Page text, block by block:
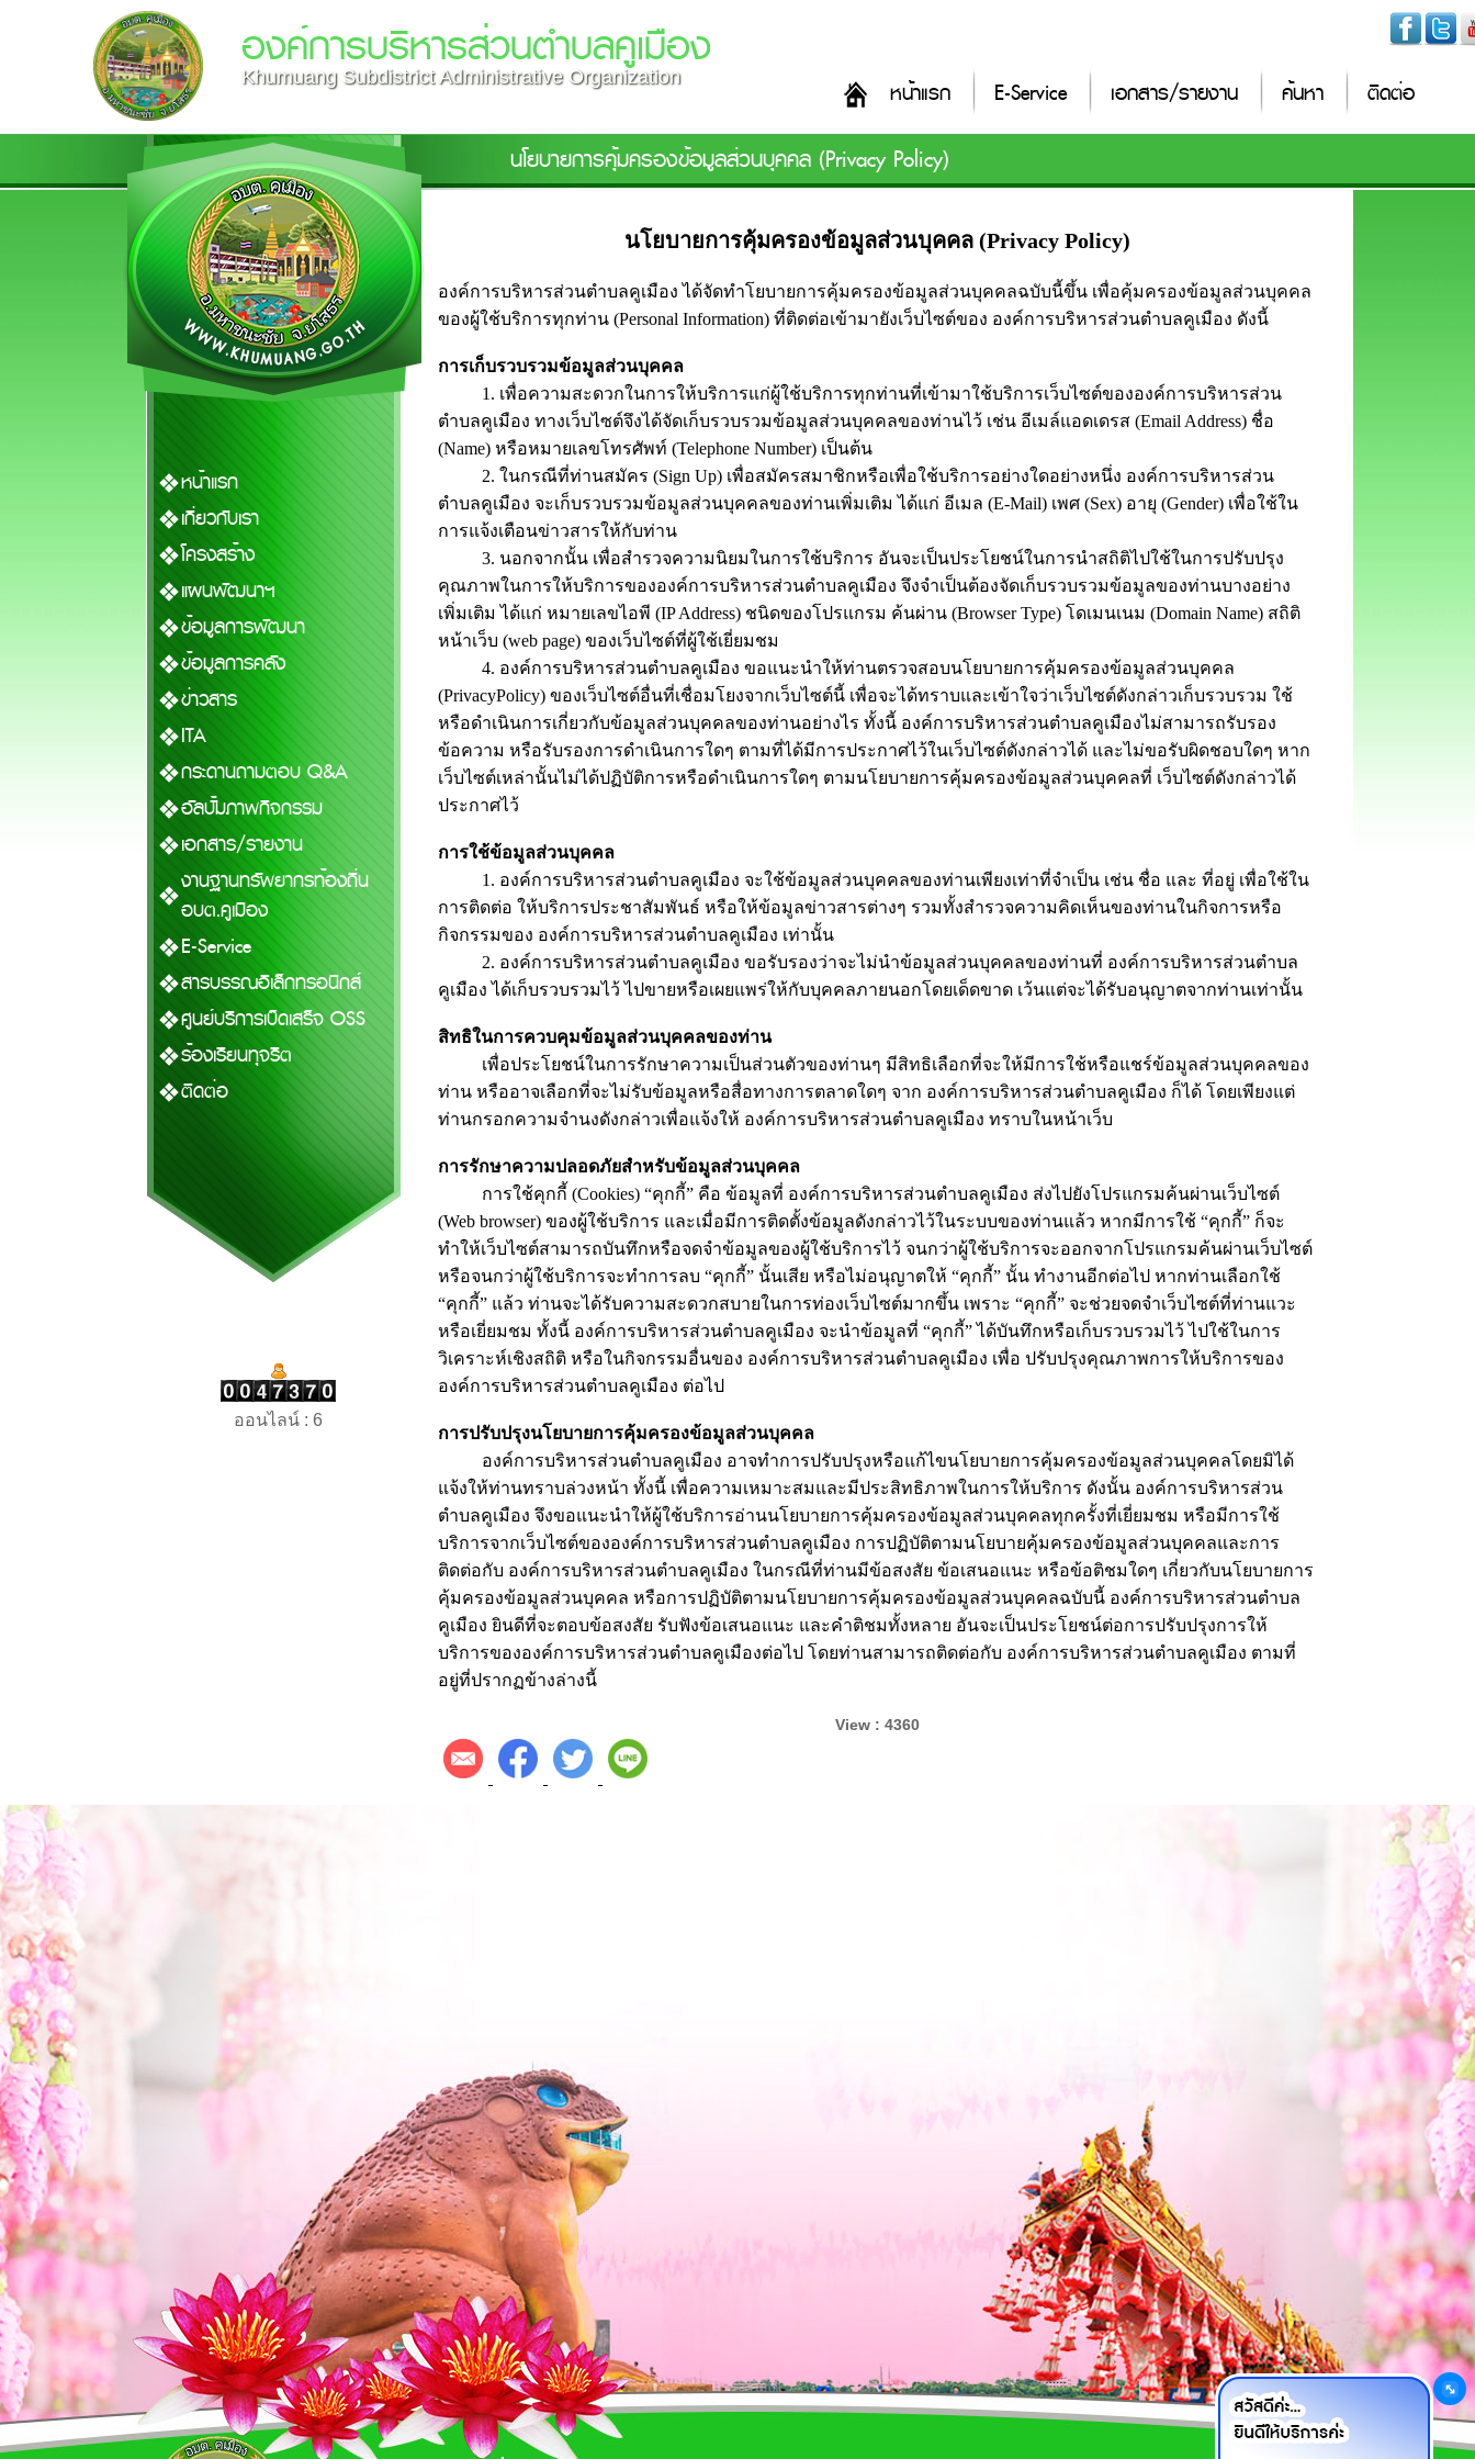
องค์การบริหารส่วนตำบลคูเมือง
Khumuang Subdistrict Administrative Organization
หน้าแรก E-Service เอกสาร/รายงาน ค้นหา ติดต่อ
นโยบายการคุ้มครองข้อมูลส่วนบุคคล (Privacy Policy)
หน้าแรก
เกี่ยวกับเรา
โครงสร้าง
แผนพัฒนาฯ
ข้อมูลการพัฒนา
ข้อมูลการคลัง
ข่าวสาร
ITA
กระดานถามตอบ Q&A
อัลบั้มภาพกิจกรรม
เอกสาร/รายงาน
งานฐานทรัพยากรท้องถิ่น
อบต.คูเมือง
E-Service
สารบรรณอิเล็กทรอนิกส์
ศูนย์บริการเบ็ดเสร็จ OSS
ร้องเรียนทุจริต
ติดต่อ
ออนไลน์ : 6
นโยบายการคุ้มครองข้อมูลส่วนบุคคล (Privacy Policy)
องค์การบริหารส่วนตำบลคูเมือง ได้จัดทำโยบายการคุ้มครองข้อมูลส่วนบุคคลฉบับนี้ขึ้น เพื่อคุ้มครองข้อมูลส่วนบุคคล
ของผู้ใช้บริการทุกท่าน (Personal Information) ที่ติดต่อเข้ามายังเว็บไซต์ของ องค์การบริหารส่วนตำบลคูเมือง ดังนี้
การเก็บรวบรวมข้อมูลส่วนบุคคล
1. เพื่อความสะดวกในการให้บริการแก่ผู้ใช้บริการทุกท่านที่เข้ามาใช้บริการเว็บไซต์ขององค์การบริหารส่วน
ตำบลคูเมือง ทางเว็บไซต์จึงได้จัดเก็บรวบรวมข้อมูลส่วนบุคคลของท่านไว้ เช่น อีเมล์แอดเดรส (Email Address) ชื่อ
(Name) หรือหมายเลขโทรศัพท์ (Telephone Number) เป็นต้น
2. ในกรณีที่ท่านสมัคร (Sign Up) เพื่อสมัครสมาชิกหรือเพื่อใช้บริการอย่างใดอย่างหนึ่ง องค์การบริหารส่วน
ตำบลคูเมือง จะเก็บรวบรวมข้อมูลส่วนบุคคลของท่านเพิ่มเติม ได้แก่ อีเมล (E-Mail) เพศ (Sex) อายุ (Gender) เพื่อใช้ใน
การแจ้งเตือนข่าวสารให้กับท่าน
3. นอกจากนั้น เพื่อสำรวจความนิยมในการใช้บริการ อันจะเป็นประโยชน์ในการนำสถิติไปใช้ในการปรับปรุง
คุณภาพในการให้บริการขององค์การบริหารส่วนตำบลคูเมือง จึงจำเป็นต้องจัดเก็บรวบรวมข้อมูลของท่านบางอย่าง
เพิ่มเติม ได้แก่ หมายเลขไอพี (IP Address) ชนิดของโปรแกรม ค้นผ่าน (Browser Type) โดเมนเนม (Domain Name) สถิติ
หน้าเว็บ (web page) ของเว็บไซต์ที่ผู้ใช้เยี่ยมชม
4. องค์การบริหารส่วนตำบลคูเมือง ขอแนะนำให้ท่านตรวจสอบนโยบายการคุ้มครองข้อมูลส่วนบุคคล
(PrivacyPolicy) ของเว็บไซต์อื่นที่เชื่อมโยงจากเว็บไซต์นี้ เพื่อจะได้ทราบและเข้าใจว่าเว็บไซต์ดังกล่าวเก็บรวบรวม ใช้
หรือดำเนินการเกี่ยวกับข้อมูลส่วนบุคคลของท่านอย่างไร ทั้งนี้ องค์การบริหารส่วนตำบลคูเมืองไม่สามารถรับรอง
ข้อความ หรือรับรองการดำเนินการใดๆ ตามที่ได้มีการประกาศไว้ในเว็บไซต์ดังกล่าวได้ และไม่ขอรับผิดชอบใดๆ หาก
เว็บไซต์เหล่านั้นไม่ได้ปฏิบัติการหรือดำเนินการใดๆ ตามนโยบายการคุ้มครองข้อมูลส่วนบุคคลที่ เว็บไซต์ดังกล่าวได้
ประกาศไว้
การใช้ข้อมูลส่วนบุคคล
1. องค์การบริหารส่วนตำบลคูเมือง จะใช้ข้อมูลส่วนบุคคลของท่านเพียงเท่าที่จำเป็น เช่น ชื่อ และ ที่อยู่ เพื่อใช้ใน
การติดต่อ ให้บริการประชาสัมพันธ์ หรือให้ข้อมูลข่าวสารต่างๆ รวมทั้งสำรวจความคิดเห็นของท่านในกิจการหรือ
กิจกรรมของ องค์การบริหารส่วนตำบลคูเมือง เท่านั้น
2. องค์การบริหารส่วนตำบลคูเมือง ขอรับรองว่าจะไม่นำข้อมูลส่วนบุคคลของท่านที่ องค์การบริหารส่วนตำบล
คูเมือง ได้เก็บรวบรวมไว้ ไปขายหรือเผยแพร่ให้กับบุคคลภายนอกโดยเด็ดขาด เว้นแต่จะได้รับอนุญาตจากท่านเท่านั้น
สิทธิในการควบคุมข้อมูลส่วนบุคคลของท่าน
เพื่อประโยชน์ในการรักษาความเป็นส่วนตัวของท่านๆ มีสิทธิเลือกที่จะให้มีการใช้หรือแชร์ข้อมูลส่วนบุคคลของ
ท่าน หรืออาจเลือกที่จะไม่รับข้อมูลหรือสื่อทางการตลาดใดๆ จาก องค์การบริหารส่วนตำบลคูเมือง ก็ได้ โดยเพียงแต่
ท่านกรอกความจำนงดังกล่าวเพื่อแจ้งให้ องค์การบริหารส่วนตำบลคูเมือง ทราบในหน้าเว็บ
การรักษาความปลอดภัยสำหรับข้อมูลส่วนบุคคล
การใช้คุกกี้ (Cookies) “คุกกี้” คือ ข้อมูลที่ องค์การบริหารส่วนตำบลคูเมือง ส่งไปยังโปรแกรมค้นผ่านเว็บไซต์
(Web browser) ของผู้ใช้บริการ และเมื่อมีการติดตั้งข้อมูลดังกล่าวไว้ในระบบของท่านแล้ว หากมีการใช้ “คุกกี้” ก็จะ
ทำให้เว็บไซต์สามารถบันทึกหรือจดจำข้อมูลของผู้ใช้บริการไว้ จนกว่าผู้ใช้บริการจะออกจากโปรแกรมค้นผ่านเว็บไซต์
หรือจนกว่าผู้ใช้บริการจะทำการลบ “คุกกี้” นั้นเสีย หรือไม่อนุญาตให้ “คุกกี้” นั้น ทำงานอีกต่อไป หากท่านเลือกใช้
“คุกกี้” แล้ว ท่านจะได้รับความสะดวกสบายในการท่องเว็บไซต์มากขึ้น เพราะ “คุกกี้” จะช่วยจดจำเว็บไซต์ที่ท่านแวะ
หรือเยี่ยมชม ทั้งนี้ องค์การบริหารส่วนตำบลคูเมือง จะนำข้อมูลที่ “คุกกี้” ได้บันทึกหรือเก็บรวบรวมไว้ ไปใช้ในการ
วิเคราะห์เชิงสถิติ หรือในกิจกรรมอื่นของ องค์การบริหารส่วนตำบลคูเมือง เพื่อ ปรับปรุงคุณภาพการให้บริการของ
องค์การบริหารส่วนตำบลคูเมือง ต่อไป
การปรับปรุงนโยบายการคุ้มครองข้อมูลส่วนบุคคล
องค์การบริหารส่วนตำบลคูเมือง อาจทำการปรับปรุงหรือแก้ไขนโยบายการคุ้มครองข้อมูลส่วนบุคคลโดยมิได้
แจ้งให้ท่านทราบล่วงหน้า ทั้งนี้ เพื่อความเหมาะสมและมีประสิทธิภาพในการให้บริการ ดังนั้น องค์การบริหารส่วน
ตำบลคูเมือง จึงขอแนะนำให้ผู้ใช้บริการอ่านนโยบายการคุ้มครองข้อมูลส่วนบุคคลทุกครั้งที่เยี่ยมชม หรือมีการใช้
บริการจากเว็บไซต์ขององค์การบริหารส่วนตำบลคูเมือง การปฏิบัติตามนโยบายคุ้มครองข้อมูลส่วนบุคคลและการ
ติดต่อกับ องค์การบริหารส่วนตำบลคูเมือง ในกรณีที่ท่านมีข้อสงสัย ข้อเสนอแนะ หรือข้อติชมใดๆ เกี่ยวกับนโยบายการ
คุ้มครองข้อมูลส่วนบุคคล หรือการปฏิบัติตามนโยบายการคุ้มครองข้อมูลส่วนบุคคลฉบับนี้ องค์การบริหารส่วนตำบล
คูเมือง ยินดีที่จะตอบข้อสงสัย รับฟังข้อเสนอแนะ และคำติชมทั้งหลาย อันจะเป็นประโยชน์ต่อการปรับปรุงการให้
บริการขององค์การบริหารส่วนตำบลคูเมืองต่อไป โดยท่านสามารถติดต่อกับ องค์การบริหารส่วนตำบลคูเมือง ตามที่
อยู่ที่ปรากฏข้างล่างนี้
View : 4360